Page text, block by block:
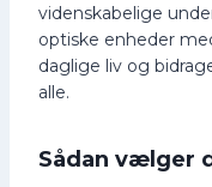
videnskabelige
optiske enheder
daglige liv og
alle.
Sådan vælger